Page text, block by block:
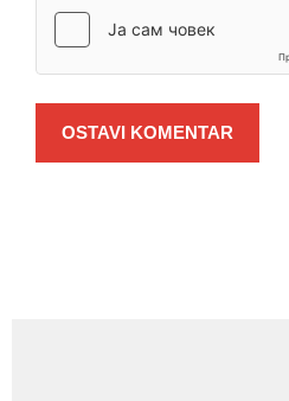
OSTAVI KOMENTAR